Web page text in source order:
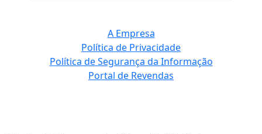
A Empresa
Política de Privacidade
Política de Segurança da Informação
Portal de Revendas